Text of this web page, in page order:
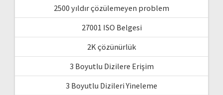
2500 yıldır çözülemeyen problem
27001 ISO Belgesi
2K çözünürlük
3 Boyutlu Dizilere Erişim
3 Boyutlu Dizileri Yineleme